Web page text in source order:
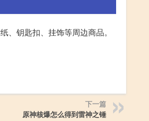
、钥匙扣、挂饰等周边商品。
下一篇
原神核爆怎么得到雷神之锤